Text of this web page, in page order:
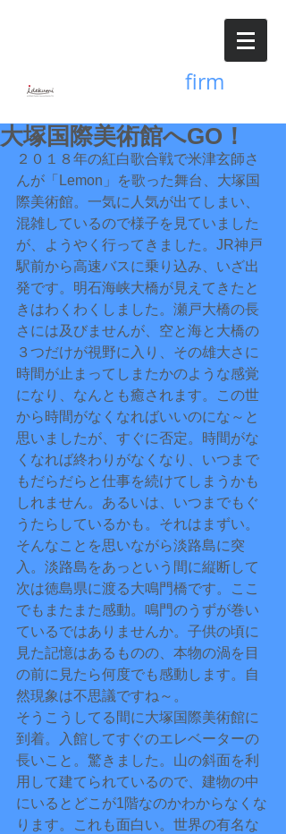
firm
大塚国際美術館へGO！
２０１８年の紅白歌合戦で米津玄師さ
んが「Lemon」を歌った舞台、大塚国
際美術館。一気に人気が出てしまい、
混雑しているので様子を見ていました
が、ようやく行ってきました。JR神戸
駅前から高速バスに乗り込み、いざ出
発です。明石海峡大橋が見えてきたと
きはわくわくしました。瀬戸大橋の長
さには及びませんが、空と海と大橋の
３つだけが視野に入り、その雄大さに
時間が止まってしまたかのような感覚
になり、なんとも癒されます。この世
から時間がなくなればいいのにな～と
思いましたが、すぐに否定。時間がな
くなれば終わりがなくなり、いつまで
もだらだらと仕事を続けてしまうかも
しれません。あるいは、いつまでもぐ
うたらしているかも。それはまずい。
そんなことを思いながら淡路島に突
入。淡路島をあっという間に縦断して
次は徳島県に渡る大鳴門橋です。ここ
でもまたまた感動。鳴門のうずが巻い
ているではありませんか。子供の頃に
見た記憶はあるものの、本物の渦を目
の前に見たら何度でも感動します。自
然現象は不思議ですね～。
そうこうしてる間に大塚国際美術館に
到着。入館してすぐのエレベーターの
長いこと。驚きました。山の斜面を利
用して建てられているので、建物の中
にいるとどこが1階なのかわからなくな
ります。これも面白い。世界の有名な